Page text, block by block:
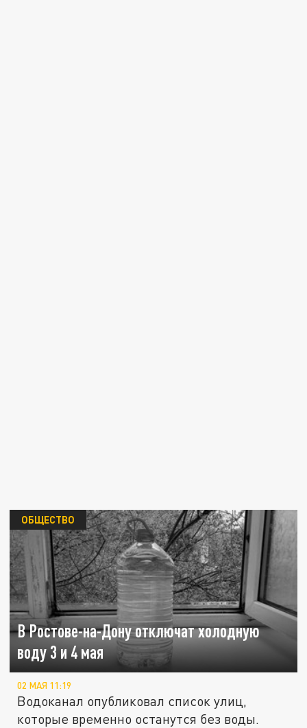
В Ростове-на-Дону отключат холодную
воду 3 и 4 мая
ОБЩЕСТВО
02 МАЯ 11:19
Водоканал опубликовал список улиц,
которые временно останутся без воды.